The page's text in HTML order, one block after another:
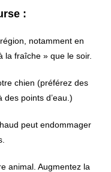
:
notamment en
la fraîche » que le soir.
chien (préférez des
points d’eau.)
peut endommager
animal. Augmentez la